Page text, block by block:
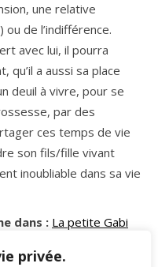
privée.
une relative
de l’indifférence.
avec lui, il pourra
qu’il a aussi sa place
deuil à vivre, pour se
par des
ces temps de vie
son fils/fille vivant
inoubliable dans sa vie
dans : La petite Gabi